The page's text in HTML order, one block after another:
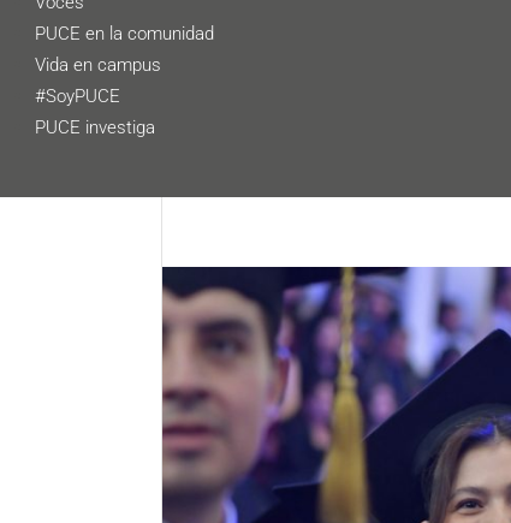
PUCE en la comunidad
Vida en campus
#SoyPUCE
PUCE investiga